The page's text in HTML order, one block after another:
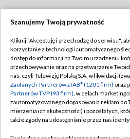
TVP
Abonament TVP
Emisja w TVP
Centrum informacji TVP
Naziemna Telewizja Cyfrowa
Regulamin
Polityka
Moje
Pomoc
Szanujemy Twoją prywatność
Kliknij "Akceptuję i przechodzę do serwisu",
korzystanie z technologii automatycznego
dostęp do informacji na Twoim urządzeniu
przechowywanie oraz na przetwarzanie
nas, czyli Telewizję Polską S.A. w likwidacji
Zaufanych Partnerów z IAB* (1201 firm) oraz
Partnerów TVP (93 firm), w celach
zautomatyzowanego dopasowania reklam do
mierzenia ich skuteczności) i pozostałych,
także zgody na udostępnianie przez nas